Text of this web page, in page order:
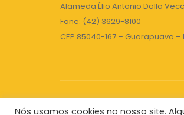
Alameda Élio Antonio Dalla
Fone: (42) 3629-8100
CEP 85040-167 – Guarapuava –
Nós usamos cookies no nosso site.